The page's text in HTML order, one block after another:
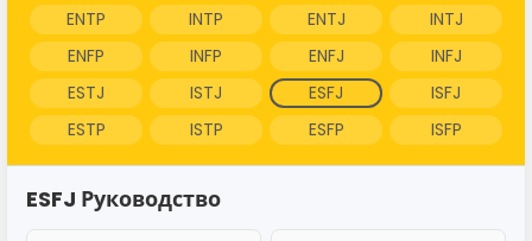
ENTP INTP ENTJ
INTJ
ENFP
INFP ENFJ
INFJ
ESTJ
ISTJ ESFJ
ISFJ
ESTP
ISTP ESFP ISFP
ESFJ Руководство